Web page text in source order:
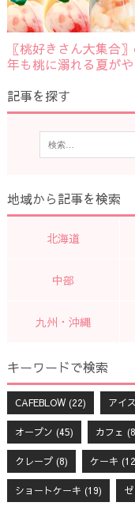
〖桃好きさん大集合
年も桃に溺れる夏が
記事を探す
地域から記事を検索
北海道
中部
九州・沖縄
キーワードで検索
CAFEBLOW(22) アイス
オープン (45) カフェ
クレープ(8) ケーキ
ショートケーキ (19)